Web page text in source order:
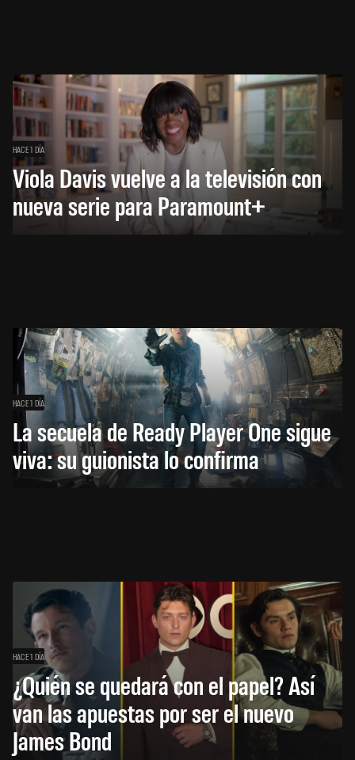
HACE 1 DÍA
Viola Davis vuelve a la televisión con
nueva serie para Paramount+
HACE 1 DÍA
La secuela de Ready Player One sigue
viva: su guionista lo confirma
HACE 1 DÍA
¿Quién se quedará con el papel? Así
van las apuestas por ser el nuevo
James Bond